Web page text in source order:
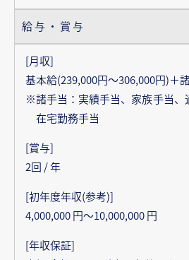
給与・賞与
[月収]
基本給(239,000円～306,000円)＋
※諸手当：実績手当、家族手当、
在宅勤務手当
[賞与]
2回 / 年
[初年度年収(参考)]
4,000,000 円～10,000,000 円
[年収保証]